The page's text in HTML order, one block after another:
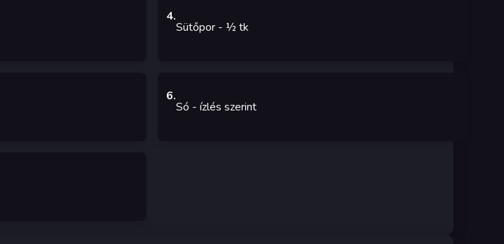
4.
Sütőpor - ½tk
6.
Só - ízlés szerint